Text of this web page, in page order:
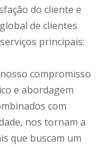
do cliente e
de clientes
principais:
compromisso
e abordagem
com
nos tornam a
que buscam um